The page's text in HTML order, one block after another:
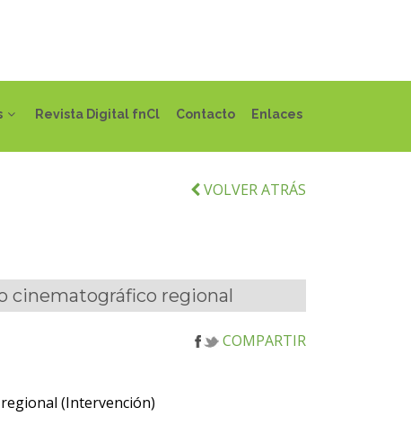
Revista Digital fnCl Contacto Enlaces
VOLVER ATRÁS
cinematográfico regional
COMPARTIR
(Intervención)